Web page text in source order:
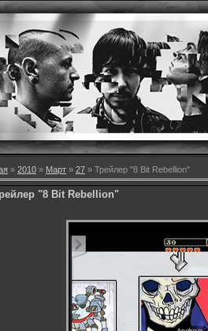
» 2010 » Март » 27 » Трейлер "8 Bit Rebellion"
"8 Bit Rebellion"